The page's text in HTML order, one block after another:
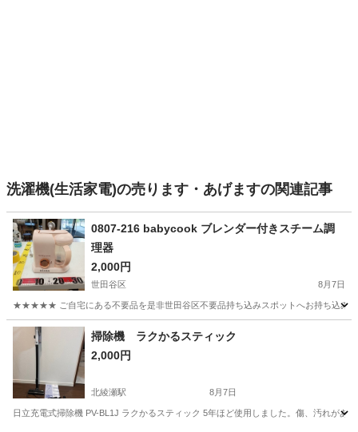
洗濯機(生活家電)の売ります・あげますの関連記事
0807-216 babycook ブレンダー付きスチーム調
理器
2,000円
世田谷区 8月7日
★★★★★ ご自宅にある不要品を是非世田谷区不要品持ち込みスポットへお持ち込みし
東京 世田谷区 キッチン家電
掃除機 ラクかるスティック
2,000円
北綾瀬駅 8月7日
日立充電式掃除機 PV-BL1J ラクかるスティック 5年ほど使用しました。傷、汚れが